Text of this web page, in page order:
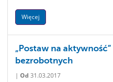
Więcej
„Postaw na
bezrobotnych
| Od 31.03.2017